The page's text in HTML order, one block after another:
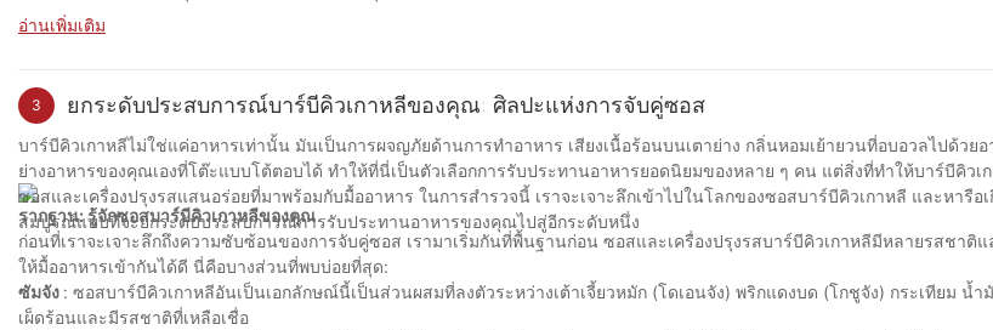
การเดินทางเพื่อสร้างซีอิ๊วคุณภาพสูงของคุณเอง ยกระดับการปรุงอาหารของคุณไปสู่อีกระดับหนึ่ง ไม่ว่าจะใช้เป็นจิ้ม หมัก หรือปรุงรส ซี
อ่านเพิ่มเติม
3 ยกระดับประสบการณ์บาร์บีคิวเกาหลีของคุณ: ศิลปะแห่งการจับคู่ซอส
บาร์บีคิวเกาหลีไม่ใช่แค่อาหารเท่านั้น มันเป็นการผจญภัยด้านการทำอาหาร เสียงเนื้อร้อนบนเตาย่าง กลิ่นหอมเย้ายวนที่อบอวลไปด้วย
ย่างอาหารของคุณเองที่โต๊ะแบบโต้ตอบได้ ทำให้ที่นี่เป็นตัวเลือกการรับประทานอาหารยอดนิยมของหลาย ๆ คน แต่สิ่งที่ทำให้บาร์บีคิวเ
ซอสและเครื่องปรุงรสแสนอร่อยที่มาพร้อมกับมื้ออาหาร ในการสำรวจนี้ เราจะเจาะลึกเข้าไปในโลกของซอสบาร์บีคิวเกาหลี และหารือ
สมบูรณ์แบบที่จะยกระดับประสบการณ์การรับประทานอาหารของคุณไปสู่อีกระดับหนึ่ง
รากฐาน: รู้จักซอสบาร์บีคิวเกาหลีของคุณ
ก่อนที่เราจะเจาะลึกถึงความซับซ้อนของการจับคู่ซอส เรามาเริ่มกันที่พื้นฐานก่อน ซอสและเครื่องปรุงรสบาร์บีคิวเกาหลีมีหลายรสชาติ
ให้มื้ออาหารเข้ากันได้ดี นี่คือบางส่วนที่พบบ่อยที่สุด:
ซัมจัง : ซอสบาร์บีคิวเกาหลีอันเป็นเอกลักษณ์นี้เป็นส่วนผสมที่ลงตัวระหว่างเต้าเจี้ยวหมัก (โดเอนจัง) พริกแดงบด (โกชูจัง) กระเทียม น้
เผ็ดร้อนและมีรสชาติที่เหลือเชื่อ